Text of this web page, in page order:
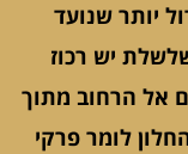
יותר שנועד
יש רכוז
אל הרחוב מתוך
לומר פרקי